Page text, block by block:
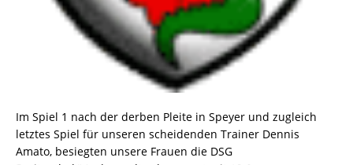
Im Spiel 1 nach der derben Pleite in Speyer und zugleich
letztes Spiel für unseren scheidenden Trainer Dennis
Amato, besiegten unsere Frauen die DSG